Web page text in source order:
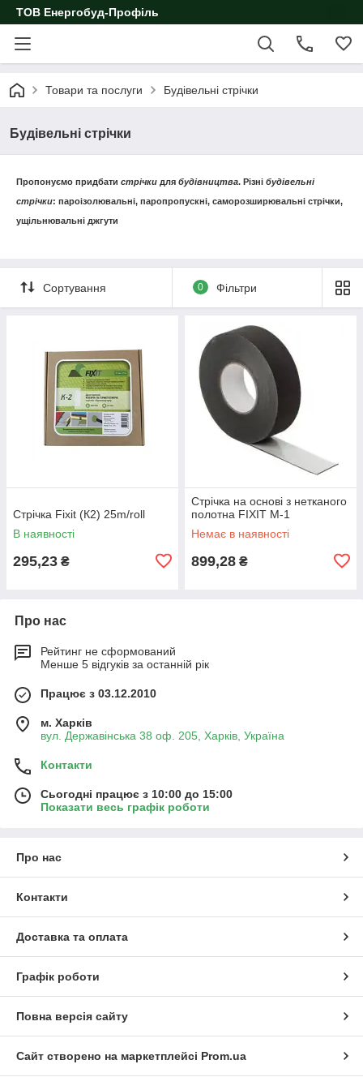
ТОВ Енергобуд-Профіль
Товари та послуги Будівельні стрічки
Будівельні стрічки
Пропонуємо придбати стрічки для будівництва. Різні будівельні
стрічки: пароізолювальні, паропропускні, саморозширювальні стрічки,
ущільнювальні джгути
Сортування 0 Фільтри
Стрічка Fixit (К2) 25m/roll
В наявності
295,23 ₴
Стрічка на основі з нетканого
полотна FIXIT М-1
Немає в наявності
899,28 ₴
Про нас
Рейтинг не сформований
Менше 5 відгуків за останній рік
Працює з 03.12.2010
м. Харків
вул. Державінська 38 оф. 205, Харків, Україна
Контакти
Сьогодні працює з 10:00 до 15:00
Показати весь графік роботи
Про нас
Контакти
Доставка та оплата
Графік роботи
Повна версія сайту
Сайт створено на маркетплейсі Prom.ua